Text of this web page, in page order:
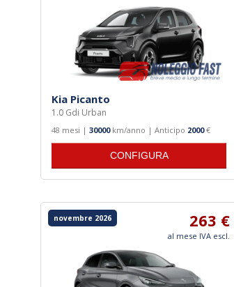
Kia Picanto
1.0 Gdi Urban
48 mesi | 30000km/anno | Anticipo 2000€
CONFIGURA
novembre 2026 263 €
al mese IVA escl.